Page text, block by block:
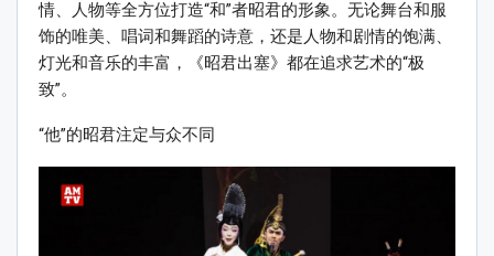
情、人物等全方位打造“和”者昭君的形象。无论舞台和服
饰的唯美、唱词和舞蹈的诗意，还是人物和剧情的饱满、
灯光和音乐的丰富，《昭君出塞》都在追求艺术的“极
致”。
“他”的昭君注定与众不同